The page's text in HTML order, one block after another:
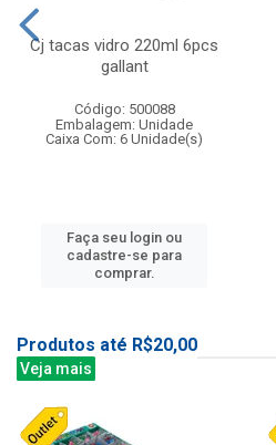
Cj tacas vidro 220ml 6pcs
gallant
Código: 500088
Embalagem: Unidade
Caixa Com: 6 Unidade(s)
Faça seu login ou
cadastre-se para
comprar.
Produtos até R$20,00
Veja mais